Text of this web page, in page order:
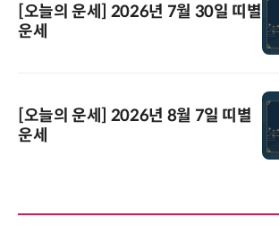
[오늘의 운세] 2026년 7월 30일 띠별
운세
[오늘의 운세] 2026년 8월 7일 띠별
운세